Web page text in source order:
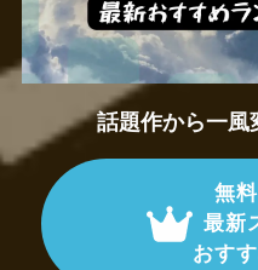
話題作から一風
無
最新
おす